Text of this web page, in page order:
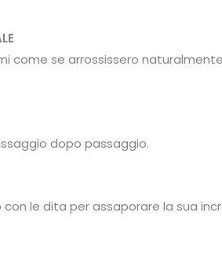
20,90€.
come se arrossissero
dopo passaggio.
le dita per assaporare la sua